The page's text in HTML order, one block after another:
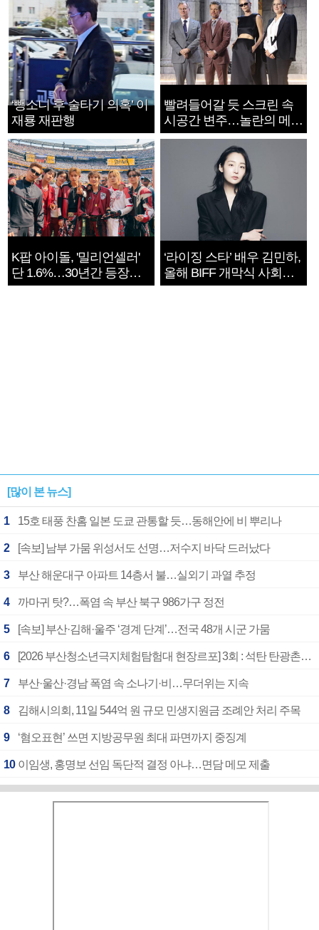
‘뺑소니 후 술타기 의혹’ 이
재룡 재판행
빨려들어갈 듯 스크린 속
시공간 변주…놀란의 메시
지는 ‘전쟁 속죄’
K팝 아이돌, '밀리언셀러'
단 1.6%…30년간 등장
1182개팀 전수조사
‘라이징 스타’ 배우 김민하,
올해 BIFF 개막식 사회자
확정
[많이 본 뉴스]
1 15호 태풍 찬홈 일본 도쿄 관통할 듯…동해안에 비 뿌리나
2 [속보] 남부 가뭄 위성서도 선명…저수지 바닥 드러났다
3 부산 해운대구 아파트 14층서 불…실외기 과열 추정
4 까마귀 탓?…폭염 속 부산 북구 986가구 정전
5 [속보] 부산·김해·울주 ‘경계 단계’…전국 48개 시군 가뭄
6 [2026 부산청소년극지체험탐험대 현장르포] 3회 : 석탄 탄광촌에서 북극 연구의 중심지로
7 부산·울산·경남 폭염 속 소나기·비…무더위는 지속
8 김해시의회, 11일 544억 원 규모 민생지원금 조례안 처리 주목
9 ‘혐오표현’ 쓰면 지방공무원 최대 파면까지 중징계
10 이임생, 홍명보 선임 독단적 결정 아냐…면담 메모 제출